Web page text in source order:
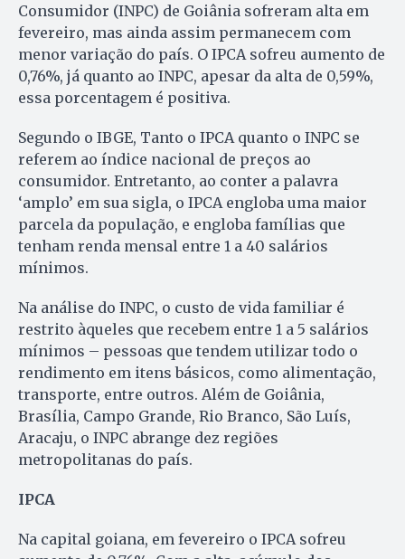
Consumidor (INPC) de Goiânia sofreram alta em
fevereiro, mas ainda assim permanecem com
menor variação do país. O IPCA sofreu aumento de
0,76%, já quanto ao INPC, apesar da alta de 0,59%,
essa porcentagem é positiva.
Segundo o IBGE, Tanto o IPCA quanto o INPC se
referem ao índice nacional de preços ao
consumidor. Entretanto, ao conter a palavra
‘amplo’ em sua sigla, o IPCA engloba uma maior
parcela da população, e engloba famílias que
tenham renda mensal entre 1 a 40 salários
mínimos.
Na análise do INPC, o custo de vida familiar é
restrito àqueles que recebem entre 1 a 5 salários
mínimos – pessoas que tendem utilizar todo o
rendimento em itens básicos, como alimentação,
transporte, entre outros. Além de Goiânia,
Brasília, Campo Grande, Rio Branco, São Luís,
Aracaju, o INPC abrange dez regiões
metropolitanas do país.
IPCA
Na capital goiana, em fevereiro o IPCA sofreu